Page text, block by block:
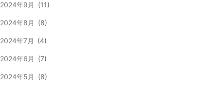
2024年9月 (11)
2024年8月 (8)
2024年7月 (4)
2024年6月 (7)
2024年5月 (8)